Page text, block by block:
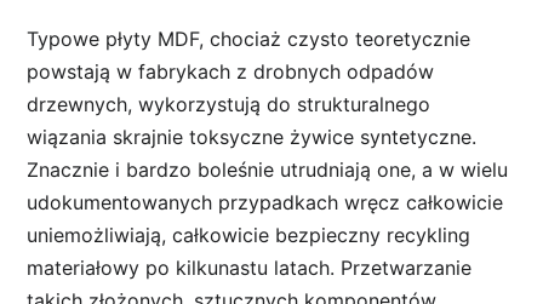
Typowe płyty MDF, chociaż czysto teoretycznie
powstają w fabrykach z drobnych odpadów
drzewnych, wykorzystują do strukturalnego
wiązania skrajnie toksyczne żywice syntetyczne.
Znacznie i bardzo boleśnie utrudniają one, a w wielu
udokumentowanych przypadkach wręcz całkowicie
uniemożliwiają, całkowicie bezpieczny recykling
materiałowy po kilkunastu latach. Przetwarzanie